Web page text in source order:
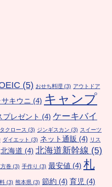
(5) おせち料理 (3) アウトドア
キウニ (4) キャンプ
プレゼント (4) ケーキバイ
クロース (3) ジンギスカン (3) スイーツ
ダイエット (3) ネット通販 (4) リス
北海道 (4) 北海道新幹線 (5)
巻 (3) 手作り (3) 最安値 (4) 札
(3) 熊本県 (3) 節約 (4) 育児 (4)